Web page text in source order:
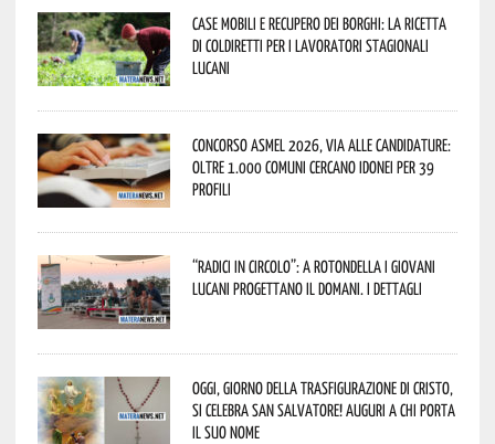
Case mobili e recupero dei borghi: la ricetta
di Coldiretti per i lavoratori stagionali
lucani
Concorso Asmel 2026, via alle candidature:
oltre 1.000 Comuni cercano idonei per 39
profili
“Radici in Circolo”: a Rotondella i giovani
lucani progettano il domani. I dettagli
Oggi, giorno della Trasfigurazione di Cristo,
si celebra San Salvatore! Auguri a chi porta
il suo nome